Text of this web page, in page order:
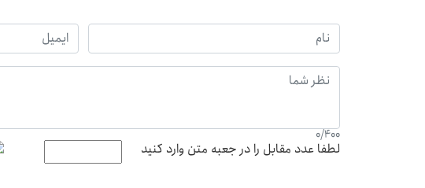
0/400
لطفا عدد مقابل را در جعبه متن وارد کنید